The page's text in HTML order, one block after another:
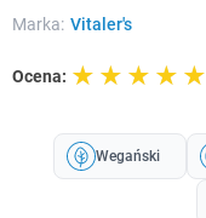
Marka: Vitaler's
Ocena: ☆☆☆☆☆
★★★★★
Wegański